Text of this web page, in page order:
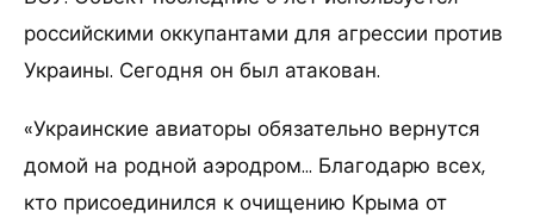
российскими оккупантами для агрессии против
Украины. Сегодня он был атакован.
«Украинские авиаторы обязательно вернутся
домой на родной аэродром… Благодарю всех,
кто присоединился к очищению Крыма от